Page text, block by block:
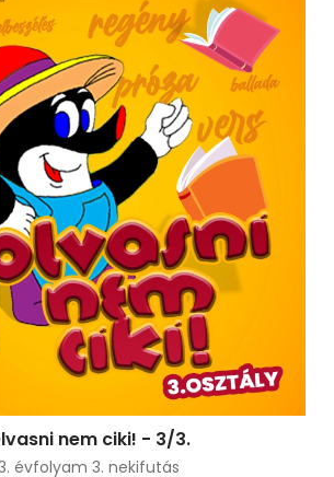
nem ciki! - 3/3.
évfolyam 3. nekifutás